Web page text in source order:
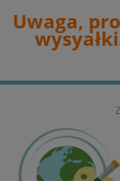
Uwaga,